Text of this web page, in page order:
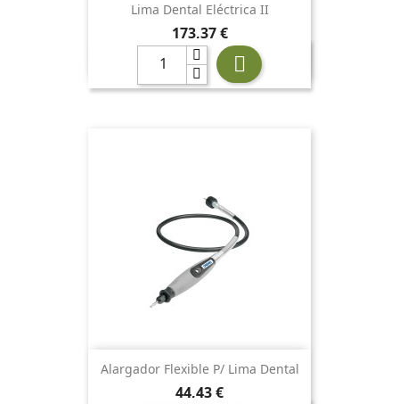
Lima Dental Eléctrica II
Precio
173,37 €

Alargador Flexible P/ Lima Dental
Precio
44,43 €